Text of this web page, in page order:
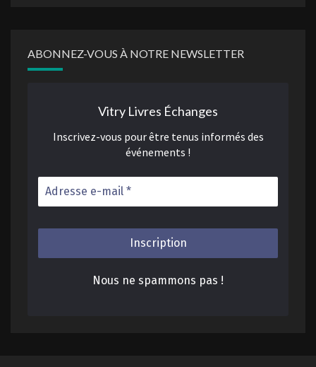
ABONNEZ-VOUS À NOTRE NEWSLETTER
Vitry Livres Échanges
Inscrivez-vous pour être tenus informés des
événements !
Nous ne spammons pas !